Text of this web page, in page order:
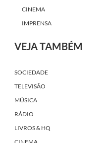
CINEMA
IMPRENSA
VEJA TAMBÉM
SOCIEDADE
TELEVISÃO
MÚSICA
RÁDIO
LIVROS & HQ